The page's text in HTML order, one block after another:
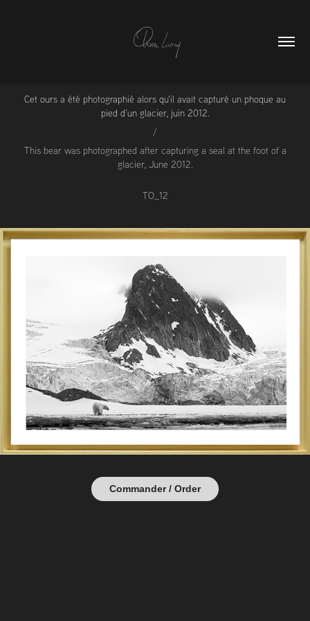
Cet ours a été photographié alors qu'il avait capturé un phoque au
pied d'un glacier, juin 2012.
/
This bear was photographed after capturing a seal at the foot of a
glacier, June 2012.
TO_12
Commander / Order